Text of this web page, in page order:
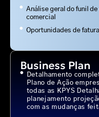
Análise geral do funil
comercial
Oportunidades de
Business Plan
Detalhamento
Plano de Ação
todas as KPYS
planejamento
com as mudanças